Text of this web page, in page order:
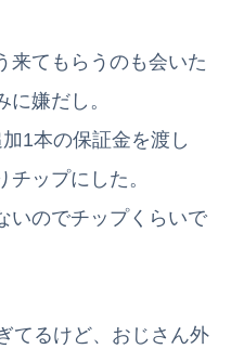
来てもらうのも会いた
嫌だし。
1本の保証金を渡し
ップにした。
いのでチップくらいで
てるけど、おじさん外